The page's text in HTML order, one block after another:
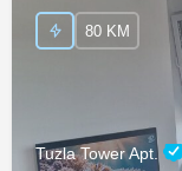
Tuzla Tower Apt.
80 KM